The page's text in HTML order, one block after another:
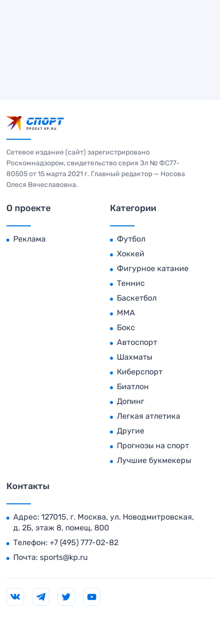
Сетевое издание (сайт) зарегистрировано
Роскомнадзором, свидетельство серия Эл № ФС77-
80505 от 15 марта 2021 г. Главный редактор — Носова
Олеся Вячеславовна.
О проекте
Реклама
Категории
Футбол
Хоккей
Фигурное катание
Теннис
Баскетбол
MMA
Бокс
Автоспорт
Шахматы
Киберспорт
Биатлон
Допинг
Легкая атлетика
Другие
Прогнозы на спорт
Лучшие букмекеры
Контакты
Адрес: 127015, г. Москва, ул. Новодмитровская,
д. 2Б, этаж 8, помещ. 800
Телефон: +7 (495) 777-02-82
Почта: sports@kp.ru